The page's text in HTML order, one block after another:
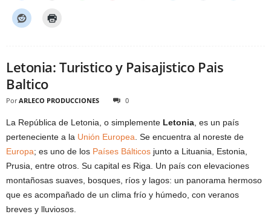
Letonia: Turistico y Paisajistico Pais
Baltico
Por ARLECO PRODUCCIONES 0
La República de Letonia, o simplemente Letonia , es un país
perteneciente a la Unión Europea . Se encuentra al noreste de
Europa; es uno de los Países Bálticos junto a Lituania, Estonia,
Prusia, entre otros. Su capital es Riga. Un país con elevaciones
montañosas suaves, bosques, ríos y lagos: un panorama hermoso
que es acompañado de un clima frío y húmedo, con veranos
breves y lluviosos.